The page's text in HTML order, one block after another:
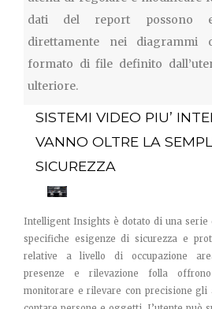
dati del report possono
direttamente nei
formato di file definito
ulteriore.
SISTEMI VIDEO PIU’
VANNO OLTRE LA
SICUREZZA
Intelligent Insights è dotato di una
specifiche esigenze di sicurezza e
relative a livello di occupazione
presenze e rilevazione folla
monitorare e rilevare con precisione gli